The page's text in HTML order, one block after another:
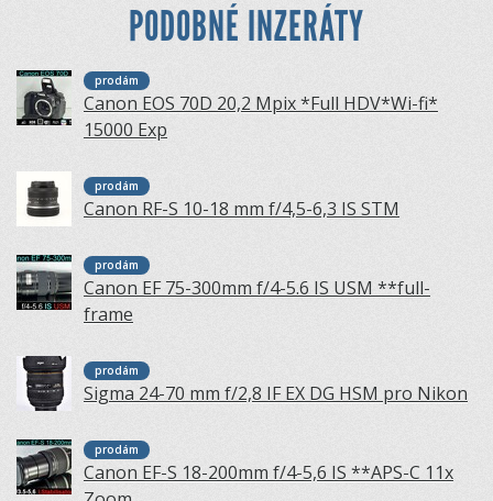
PODOBNÉ INZERÁTY
prodám
Canon EOS 70D 20,2 Mpix *Full HDV*Wi-fi*
15000 Exp
prodám
Canon RF-S 10-18 mm f/4,5-6,3 IS STM
prodám
Canon EF 75-300mm f/4-5.6 IS USM **full-
frame
prodám
Sigma 24-70 mm f/2,8 IF EX DG HSM pro Nikon
prodám
Canon EF-S 18-200mm f/4-5,6 IS **APS-C 11x